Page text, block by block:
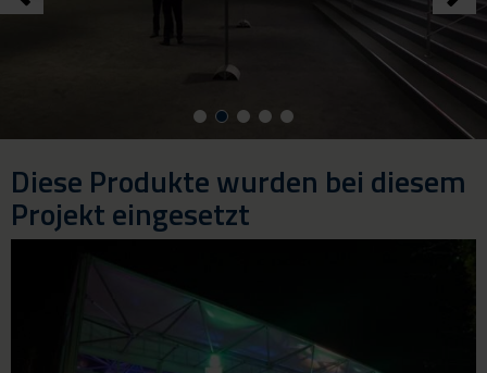
Diese Produkte wurden bei diesem
Projekt eingesetzt